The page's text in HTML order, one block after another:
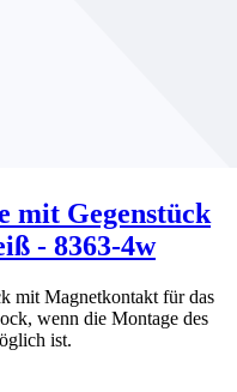
mit Gegenstück
- 8363-4w
mit Magnetkontakt für das
wenn die Montage des
ist.